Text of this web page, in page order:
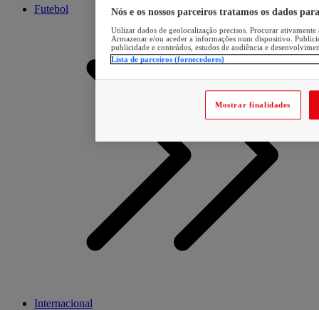
Futebol
Internacional
Nós e os nossos parceiros tratamos os dados
Utilizar dados de geolocalização precisos. Procurar
Armazenar e/ou aceder a informações num dispositivo.
publicidade e conteúdos, estudos de audiência e
Lista de parceiros (fornecedores)
Mostrar finalidades